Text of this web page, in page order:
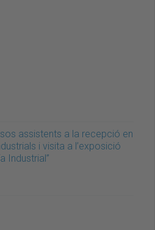
assistents a la recepció en
i visita a l’exposició
Industrial”